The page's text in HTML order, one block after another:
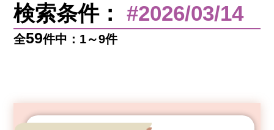
検索条件：#2026/03/14
全59件中：1～9件